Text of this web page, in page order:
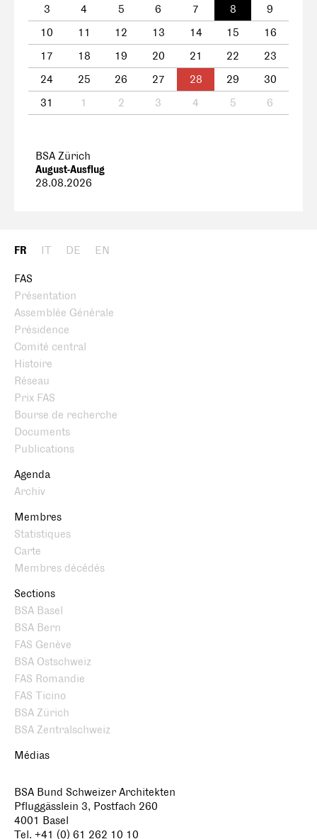
3
4 5 6 7 8
9
10
11 12 13 14 15
16
17
18 19 20 21 22
23
24
25 26 27 28 29
30
31
1 2 3 4 5 6
BSA Zürich
August-Ausflug
28.08.2026
FR IT DE EN
FAS
Présentation
Assemblée Générale
Présidence
Comité central
Histoire
Réseau
Prix FAS
Bourse de recherche
Documents
Publications
Agenda
Archiv
Membres
Statistiques
Carte
Membres décédés
Sections
BSA Basel
BSA Bern
FAS Genève
BSA Ostschweiz
FAS Romandie
FAS Ticino
BSA Zürich
BSA Zentralschweiz
Médias
BSA Bund Schweizer Architekten
Pfluggässlein 3, Postfach 260
4001 Basel
Tel. +41 (0) 61 262 10 10